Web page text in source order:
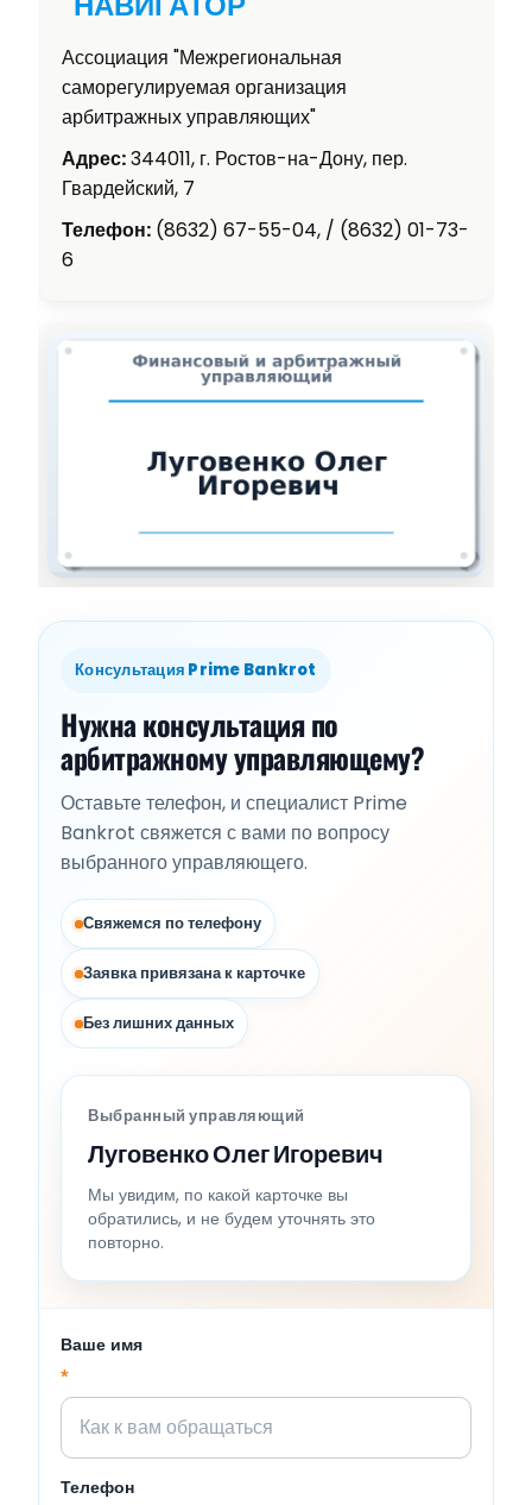
Ассоциация "Межрегиональная
саморегулируемая организация
арбитражных управляющих"
Адрес:344011, г. Ростов-на-Дону, пер.
Гвардейский, 7
Телефон: (8632) 67-55-04, / (8632) 01-73-
6
Консультация Prime Bankrot
Нужна консультация по
арбитражному управляющему?
Оставьте телефон, и специалист Prime
Bankrot свяжется с вами по вопросу
выбранного управляющего.
Свяжемся по телефону
Заявка привязана к карточке
Без лишних данных
Выбранный управляющий
Луговенко Олег Игоревич
Мы увидим, по какой карточке вы
обратились, и не будем уточнять это
повторно.
Ваше имя
*
Телефон